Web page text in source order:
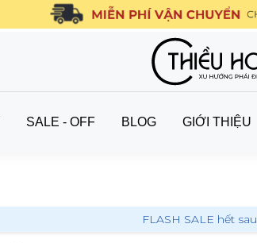
SALE - OFF BLOG GIỚI THIỆU
FLASH SALE hết sau